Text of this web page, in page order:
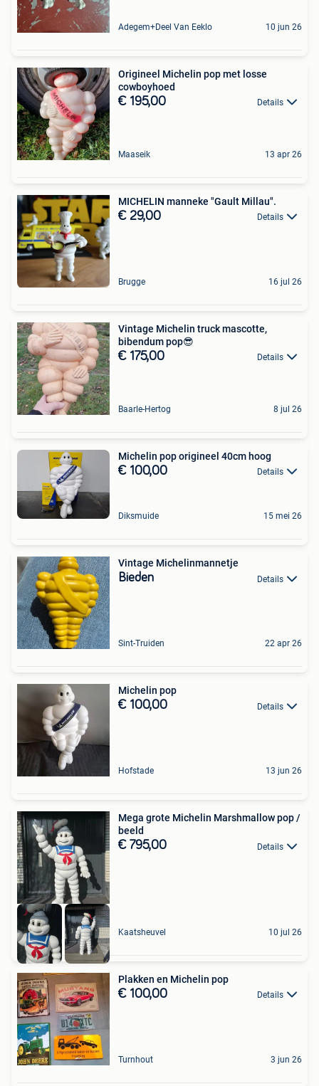
Adegem+Deel Van Eeklo 10 jun 26
Origineel Michelin pop met losse
cowboyhoed
€ 195,00 Details
Maaseik 13 apr 26
MICHELIN manneke "Gault Millau".
€ 29,00 Details
Brugge 16 jul 26
Vintage Michelin truck mascotte,
bibendum pop😎
€ 175,00 Details
Baarle-Hertog 8 jul 26
Michelin pop origineel 40cm hoog
€ 100,00 Details
Diksmuide 15 mei 26
Vintage Michelinmannetje
Bieden Details
Sint-Truiden 22 apr 26
Michelin pop
€ 100,00 Details
Hofstade 13 jun 26
Mega grote Michelin Marshmallow pop /
beeld
€ 795,00 Details
Kaatsheuvel 10 jul 26
Plakken en Michelin pop
€ 100,00 Details
Turnhout 3 jun 26